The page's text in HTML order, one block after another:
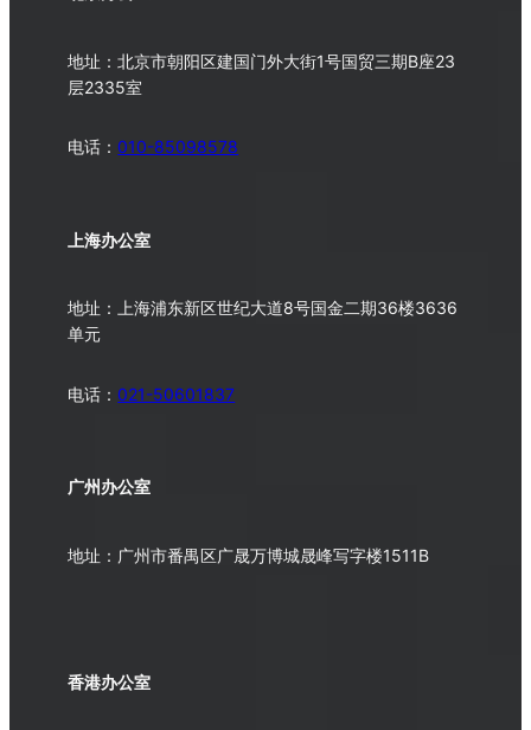
地址：北京市朝阳区建国门外大街1号国贸三期B座23
层2335室
电话：010-85098578
上海办公室
地址：上海浦东新区世纪大道8号国金二期36楼3636
单元
电话：021-50601837
广州办公室
地址：广州市番禺区广晟万博城晟峰写字楼1511B
香港办公室